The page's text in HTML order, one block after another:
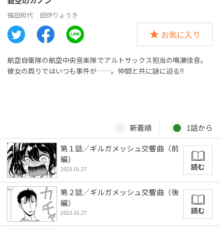
福田和代 田伊りょうき
お気に入り
航空自衛隊の航空中央音楽隊でアルトサックス担当の鳴瀬佳音。
彼女の周りではいつも事件が……。仲間と共に謎に迫る!!
新着順
1話から
第１話／ギルガメッシュ交響曲（前
編）
2023.01.27 読む
第２話／ギルガメッシュ交響曲（後
編）
2023.01.27 読む